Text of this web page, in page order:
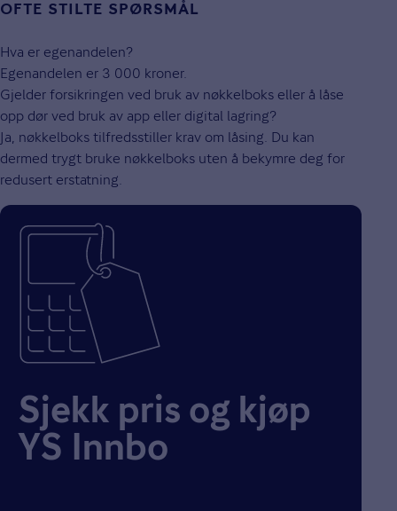
OFTE STILTE SPØRSMÅL
Hva er egenandelen?
Egenandelen er 3 000 kroner.
Gjelder forsikringen ved bruk av nøkkelboks eller å låse
opp dør ved bruk av app eller digital lagring?
Ja, nøkkelboks tilfredsstiller krav om låsing. Du kan
dermed trygt bruke nøkkelboks uten å bekymre deg for
redusert erstatning.
Sjekk pris og kjøp
YS Innbo